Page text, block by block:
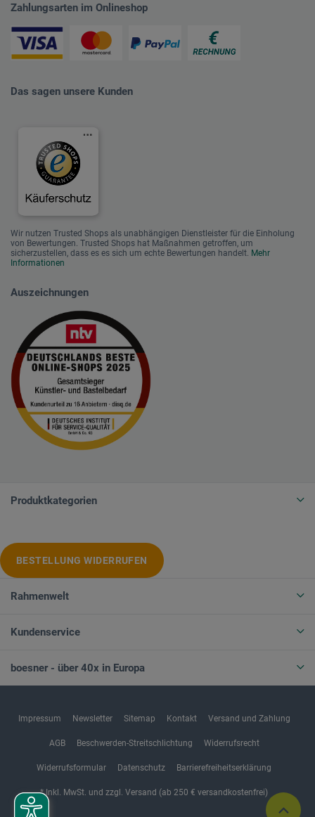
Zahlungsarten im Onlineshop
Das sagen unsere Kunden
Wir nutzen Trusted Shops als unabhängigen Dienstleister für die Einholung
von Bewertungen. Trusted Shops hat Maßnahmen getroffen, um
sicherzustellen, dass es es sich um echte Bewertungen handelt. Mehr
Informationen
Auszeichnungen
Produktkategorien
BESTELLUNG WIDERRUFEN
Rahmenwelt
Kundenservice
boesner - über 40x in Europa
Impressum Newsletter Sitemap Kontakt Versand und Zahlung
AGB Beschwerden-Streitschlichtung Widerrufsrecht
Widerrufsformular Datenschutz Barrierefreiheitserklärung
* Inkl. MwSt. und zzgl. Versand (ab 250 € versandkostenfrei)